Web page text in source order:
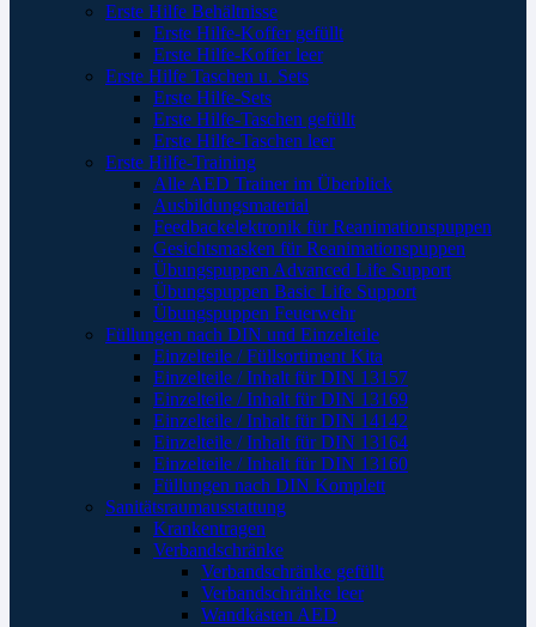
Erste Hilfe Behältnisse
Erste Hilfe-Koffer gefüllt
Erste Hilfe-Koffer leer
Erste Hilfe Taschen u. Sets
Erste Hilfe-Sets
Erste Hilfe-Taschen gefüllt
Erste Hilfe-Taschen leer
Erste Hilfe-Training
Alle AED Trainer im Überblick
Ausbildungsmaterial
Feedbackelektronik für Reanimationspuppen
Gesichtsmasken für Reanimationspuppen
Übungspuppen Advanced Life Support
Übungspuppen Basic Life Support
Übungspuppen Feuerwehr
Füllungen nach DIN und Einzelteile
Einzelteile / Füllsortiment Kita
Einzelteile / Inhalt für DIN 13157
Einzelteile / Inhalt für DIN 13169
Einzelteile / Inhalt für DIN 14142
Einzelteile / Inhalt für DIN 13164
Einzelteile / Inhalt für DIN 13160
Füllungen nach DIN Komplett
Sanitätsraumausstattung
Krankentragen
Verbandschränke
Verbandschränke gefüllt
Verbandschränke leer
Wandkästen AED